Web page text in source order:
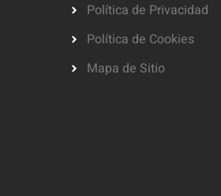
Política de Privacidad
Política de Cookies
Mapa de Sitio